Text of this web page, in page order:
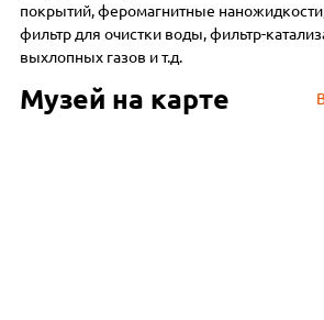
покрытий, феромагнитные
фильтр для очистки воды, фильтр-
выхлопных газов и т.д.
Музей на карте